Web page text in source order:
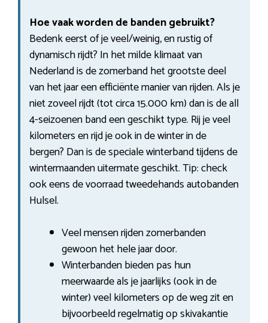
Hoe vaak worden de banden gebruikt?
Bedenk eerst of je veel/weinig, en rustig of
dynamisch rijdt? In het milde klimaat van
Nederland is de zomerband het grootste deel
van het jaar een efficiënte manier van rijden. Als je
niet zoveel rijdt (tot circa 15.000 km) dan is de all
4-seizoenen band een geschikt type. Rij je veel
kilometers en rijd je ook in de winter in de
bergen? Dan is de speciale winterband tijdens de
wintermaanden uitermate geschikt. Tip: check
ook eens de voorraad tweedehands autobanden
Hulsel.
Veel mensen rijden zomerbanden
gewoon het hele jaar door.
Winterbanden bieden pas hun
meerwaarde als je jaarlijks (ook in de
winter) veel kilometers op de weg zit en
bijvoorbeeld regelmatig op skivakantie